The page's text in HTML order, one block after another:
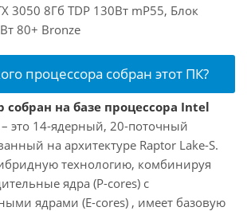
3050 8Гб TDP 130Вт mP55, Блок
80+ Bronze
процессора собран этот ПК?
собран на базе процессора Intel
– это 14-ядерный, 20-поточный
на архитектуре Raptor Lake-S.
технологию, комбинируя
ядра (P-cores) с
ядрами (E-cores) , имеет базовую